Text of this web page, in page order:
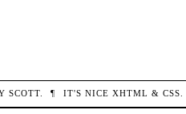
SCOTT. ¶ IT'S NICE XHTML & CSS